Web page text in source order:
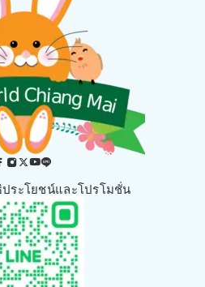
ประโยชน์และโปรโมชั่น